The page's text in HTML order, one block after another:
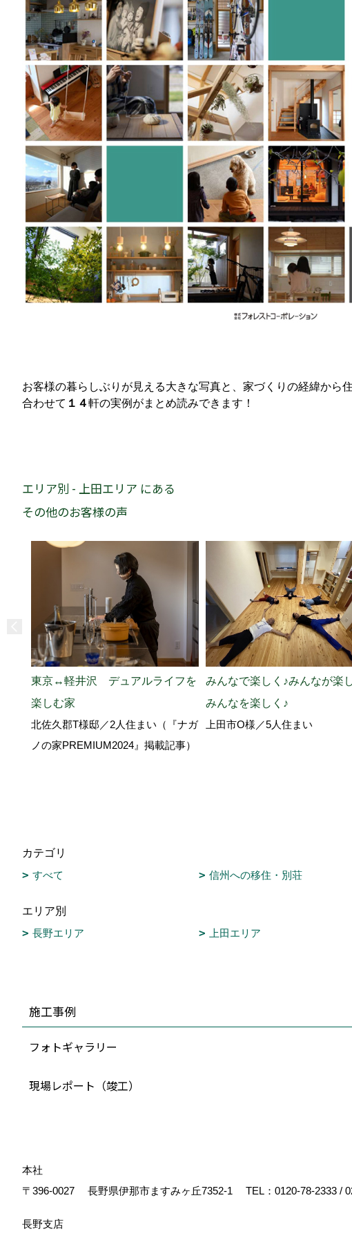
お客様の暮らしぶりが見える大きな写真と、家づくりの経緯から
合わせて １４軒の実例がまとめ読みできます！
エリア別 - 上田エリア にある
その他のお客様の声
東京↔軽井沢 デュアルライフを
楽しむ家
北佐久郡T様邸／2人住まい（『ナガ
ノの家PREMIUM2024』掲載記事）
みんなで楽しく♪みんなが楽
みんなを楽しく♪
上田市O様／5人住まい
カテゴリ
すべて
信州への移住・別荘
エリア別
長野エリア
上田エリア
施工事例
フォトギャラリー
現場レポート（竣工）
本社
〒396-0027
長野県伊那市ますみヶ丘7352-1 TEL： 0120-78-2333 /
長野支店